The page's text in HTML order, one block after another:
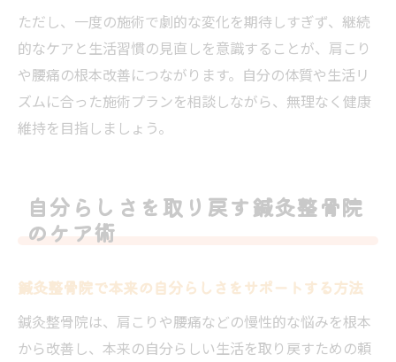
ただし、一度の施術で劇的な変化を期待しすぎず、継続
的なケアと生活習慣の見直しを意識することが、肩こり
や腰痛の根本改善につながります。自分の体質や生活リ
ズムに合った施術プランを相談しながら、無理なく健康
維持を目指しましょう。
自分らしさを取り戻す鍼灸整骨院
のケア術
鍼灸整骨院で本来の自分らしさをサポートする方法
鍼灸整骨院は、肩こりや腰痛などの慢性的な悩みを根本
から改善し、本来の自分らしい生活を取り戻すための頼